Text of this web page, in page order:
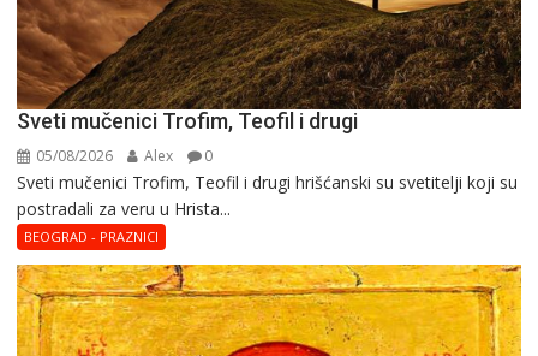
Sveti mučenici Trofim, Teofil i drugi
05/08/2026 Alex 0
Sveti mučenici Trofim, Teofil i drugi hrišćanski su svetitelji koji su
postradali za veru u Hrista...
BEOGRAD - PRAZNICI